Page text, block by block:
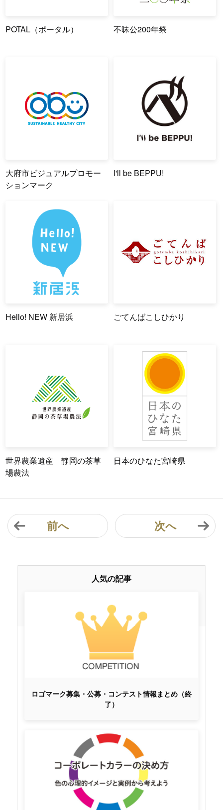
POTAL（ポータル） 不昧公200年祭
大府市ビジュアルプロモー
ションマーク
I'll be BEPPU!
Hello! NEW 新居浜 ごてんばこしひかり
世界農業遺産 静岡の茶草
場農法
日本のひなた宮崎県
前へ 次へ
人気の記事
ロゴマーク募集・公募・コンテスト情報まとめ（終
了）